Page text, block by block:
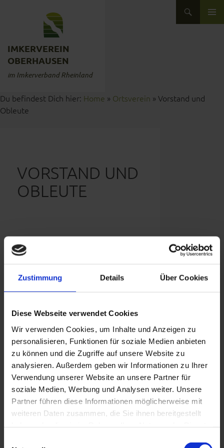
Zustimmung Details Über Cookies
Diese Webseite verwendet Cookies
Wir verwenden Cookies, um Inhalte und Anzeigen zu
personalisieren, Funktionen für soziale Medien anbieten
zu können und die Zugriffe auf unsere Website zu
analysieren. Außerdem geben wir Informationen zu Ihrer
Verwendung unserer Website an unsere Partner für
soziale Medien, Werbung und Analysen weiter. Unsere
Partner führen diese Informationen möglicherweise mit
weiteren Daten zusammen, die Sie ihnen bereitgestellt
IMKERVEREIN
OBERHAUSEN
im Imkerverband Rheinland
ZUM INHALT SPRINGEN
Du befindest Dich hier: Home » Ortsverein »Vorstand und
Obleute
VORSTAND UND
OBLEUTE
Bernhard Kappel
2. Vorsitzender:
Klaus Panic
Schriftführerin:
Monika Maiwald
Kassierer:
Martin Thate